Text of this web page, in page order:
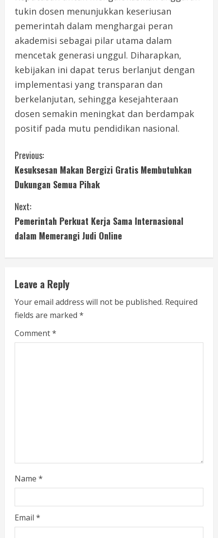
tukin dosen menunjukkan keseriusan
pemerintah dalam menghargai peran
akademisi sebagai pilar utama dalam
mencetak generasi unggul. Diharapkan,
kebijakan ini dapat terus berlanjut dengan
implementasi yang transparan dan
berkelanjutan, sehingga kesejahteraan
dosen semakin meningkat dan berdampak
positif pada mutu pendidikan nasional.
C
o
n
t
i
n
u
e
R
e
Previous:
Kesuksesan Makan Bergizi Gratis Membutuhkan
Dukungan Semua Pihak
Next:
Pemerintah Perkuat Kerja Sama Internasional
dalam Memerangi Judi Online
Leave a Reply
Your email address will not be published. Required
fields are marked *
Comment*
Name *
Email *